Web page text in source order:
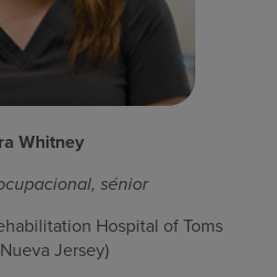
Whitney
sénior
Hospital of Toms
Jersey)